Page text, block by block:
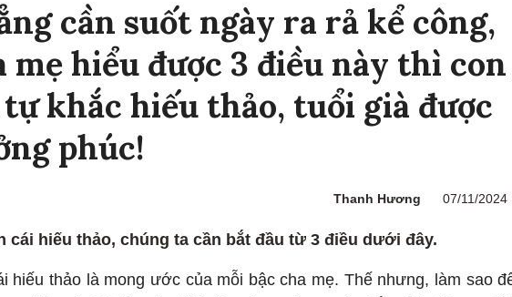
cần suốt ngày ra rả kể công,
mẹ hiểu được 3 điều này thì con
khắc hiếu thảo, tuổi già được
phúc!
Thanh Hương 07/11/2024
cái hiếu thảo, chúng ta cần bắt đầu từ 3 điều dưới đây.
hiếu thảo là mong ước của mỗi bậc cha mẹ. Thế nhưng, làm sao